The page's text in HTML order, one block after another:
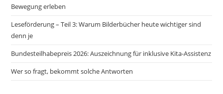
Bewegung erleben
Leseförderung – Teil 3: Warum Bilderbücher heute wichtiger sind
denn je
Bundesteilhabepreis 2026: Auszeichnung für inklusive Kita-Assistenz
Wer so fragt, bekommt solche Antworten